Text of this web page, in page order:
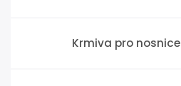
Krmiva pro nosnice